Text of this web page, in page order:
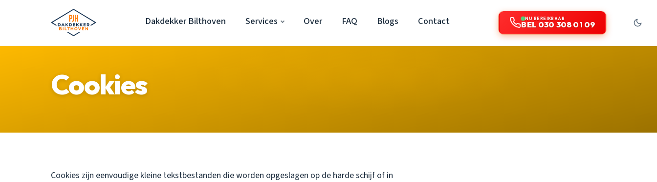
Dakdekker Bilthoven Services Over FAQ Blogs Contact NU BEREIKBAAR
BEL 030 308 01 09
Cookies
Cookies zijn eenvoudige kleine tekstbestanden die worden opgeslagen op de harde schijf of in